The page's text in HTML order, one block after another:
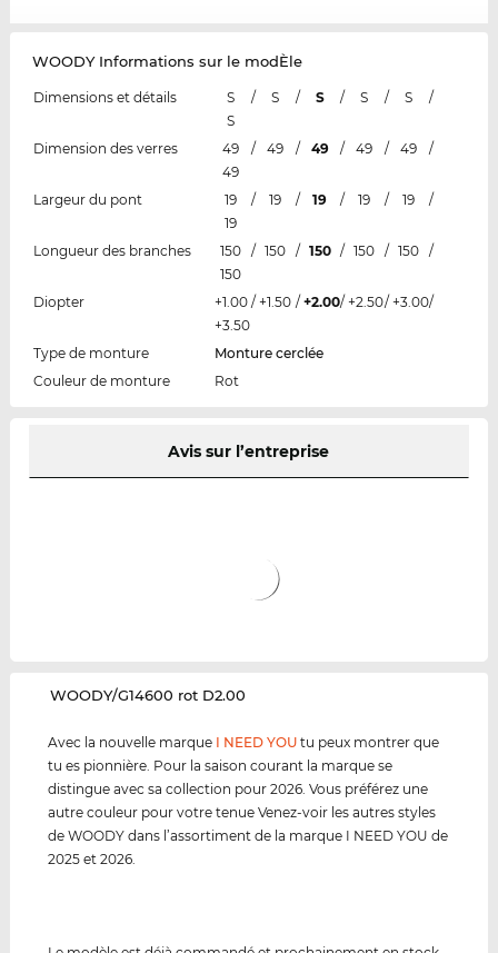
WOODY Informations sur le modÈle
Dimensions et détails S / S / S / S / S
/
S
Dimension des verres
49 / 49 / 49 / 49 / 49
/
49
Largeur du pont
19 / 19 / 19 / 19 / 19
/
19
Longueur des branches
150 / 150 / 150 / 150 / 150 /
150
Diopter
+1.00 / +1.50 / +2.00/ +2.50/ +3.00/
+3.50
Type de monture
Monture cerclée
Couleur de monture
Rot
Avis sur l’entreprise
‌WOODY/G14600 rot D2.00
Avec la nouvelle marque I NEED YOU tu peux montrer que
tu es pionnière. Pour la saison courant la marque se
distingue avec sa collection pour 2026. Vous préférez une
autre couleur pour votre tenue Venez-voir les autres styles
de WOODY dans l’assortiment de la marque I NEED YOU de
2025 et 2026.